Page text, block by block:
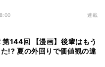
連載
第144回 【漫画】後輩はもう
!? 夏の外回りで価値観の違